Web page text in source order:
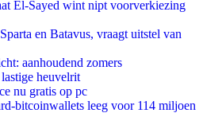
El-Sayed wint nipt voorverkiezing
en Batavus, vraagt uitstel van
aanhoudend zomers
heuvelrit
nu gratis op pc
bitcoinwallets leeg voor 114 miljoen